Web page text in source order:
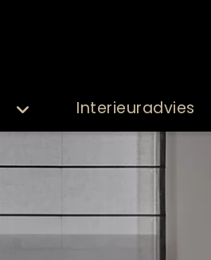
Interieuradvies